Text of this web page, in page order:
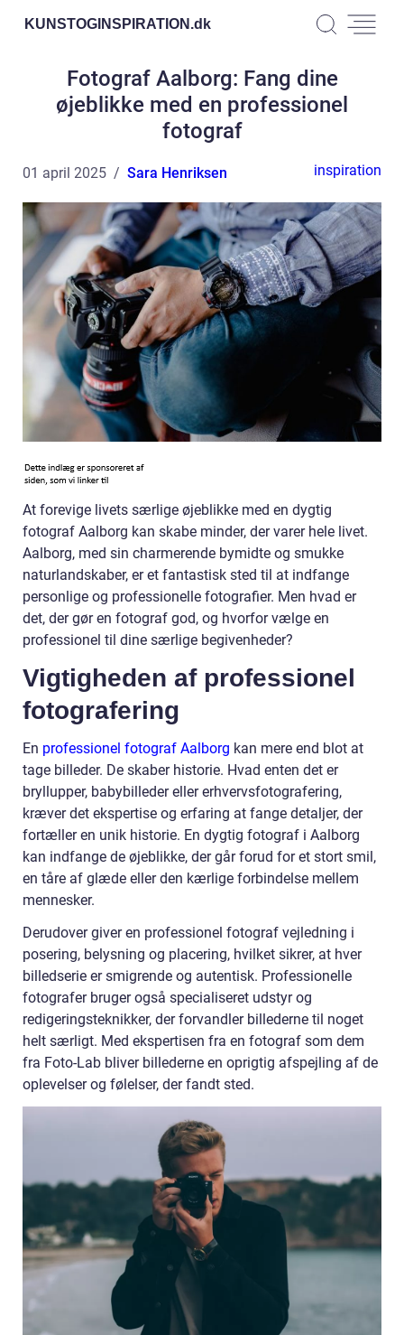
KUNSTOGINSPIRATION.dk
Fotograf Aalborg: Fang dine
øjeblikke med en professionel
fotograf
01 april 2025 Sara Henriksen inspiration
At forevige livets særlige øjeblikke med en dygtig
fotograf Aalborg kan skabe minder, der varer hele livet.
Aalborg, med sin charmerende bymidte og smukke
naturlandskaber, er et fantastisk sted til at indfange
personlige og professionelle fotografier. Men hvad er
det, der gør en fotograf god, og hvorfor vælge en
professionel til dine særlige begivenheder?
Vigtigheden af professionel
fotografering
En professionel fotograf Aalborg kan mere end blot at
tage billeder. De skaber historie. Hvad enten det er
bryllupper, babybilleder eller erhvervsfotografering,
kræver det ekspertise og erfaring at fange detaljer, der
fortæller en unik historie. En dygtig fotograf i Aalborg
kan indfange de øjeblikke, der går forud for et stort smil,
en tåre af glæde eller den kærlige forbindelse mellem
mennesker.
Derudover giver en professionel fotograf vejledning i
posering, belysning og placering, hvilket sikrer, at hver
billedserie er smigrende og autentisk. Professionelle
fotografer bruger også specialiseret udstyr og
redigeringsteknikker, der forvandler billederne til noget
helt særligt. Med ekspertisen fra en fotograf som dem
fra Foto-Lab bliver billederne en oprigtig afspejling af de
oplevelser og følelser, der fandt sted.